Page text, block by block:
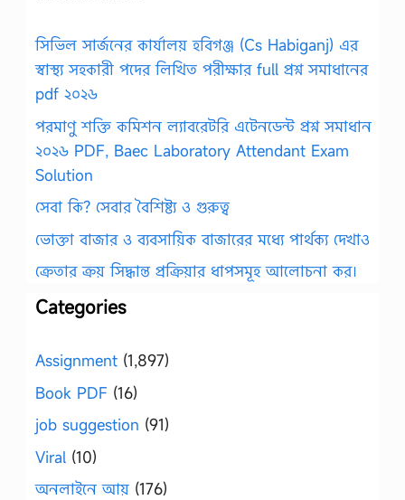
সিভিল সার্জনের কার্যালয় হবিগঞ্জ (Cs Habiganj) এর
স্বাস্থ্য সহকারী পদের লিখিত পরীক্ষার full প্রশ্ন সমাধানের
pdf ২০২৬
পরমাণু শক্তি কমিশন ল্যাবরেটরি এটেনডেন্ট প্রশ্ন সমাধান
২০২৬ PDF, Baec Laboratory Attendant Exam
Solution
সেবা কি? সেবার বৈশিষ্ট্য ও গুরুত্ব
ভোক্তা বাজার ও ব্যবসায়িক বাজারের মধ্যে পার্থক্য দেখাও
ক্রেতার ক্রয় সিদ্ধান্ত প্রক্রিয়ার ধাপসমূহ আলোচনা কর।
Categories
Assignment (1,897)
Book PDF (16)
job suggestion (91)
Viral (10)
অনলাইনে আয় (176)